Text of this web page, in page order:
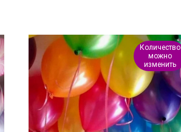
Количество
можно
изменить